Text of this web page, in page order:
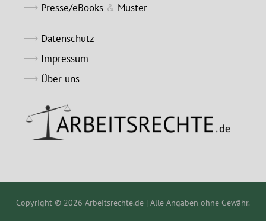
Presse/eBooks & Muster
Datenschutz
Impressum
Über uns
Copyright © 2026 Arbeitsrechte.de | Alle Angaben ohne Gewähr.